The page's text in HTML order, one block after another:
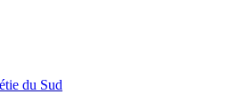
du Sud